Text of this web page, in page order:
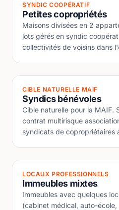
SYNDIC COOPÉRATIF
Petites copropriétés
Maisons divisées en 2
lots gérés en syndic
collectivités de voisins dans
CIBLE NATURELLE MAIF
Syndics bénévoles
Cible naturelle pour la MAIF.
contrat multirisque
syndicats de copropriétaires
LOCAUX PROFESSIONNELS
Immeubles mixtes
Immeubles avec quelques
(cabinet médical, auto-